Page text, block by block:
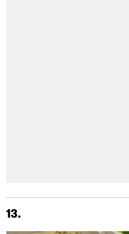
13.